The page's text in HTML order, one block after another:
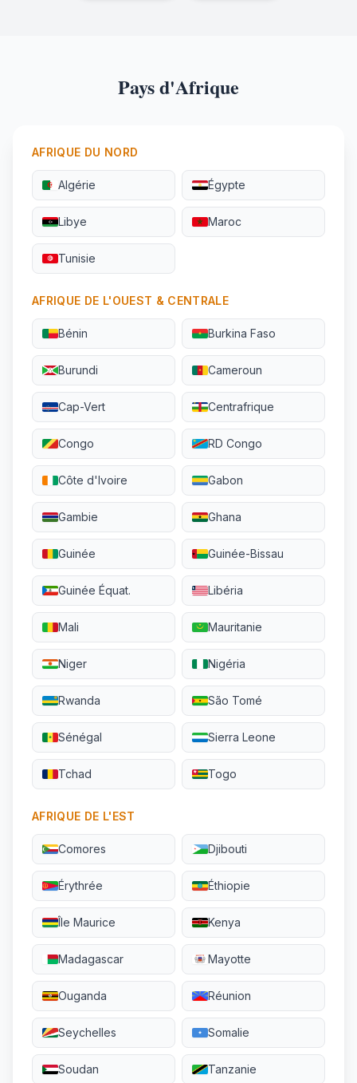
Pays d'Afrique
AFRIQUE DU NORD
Algérie Égypte
Libye Maroc
Tunisie
AFRIQUE DE L'OUEST & CENTRALE
Bénin Burkina Faso
Burundi Cameroun
Cap-Vert Centrafrique
Congo RD Congo
Côte d'Ivoire Gabon
Gambie Ghana
Guinée Guinée-Bissau
Guinée Équat. Libéria
Mali Mauritanie
Niger Nigéria
Rwanda São Tomé
Sénégal Sierra Leone
Tchad Togo
AFRIQUE DE L'EST
Comores Djibouti
Érythrée Éthiopie
Île Maurice Kenya
Madagascar Mayotte
Ouganda Réunion
Seychelles Somalie
Soudan Tanzanie